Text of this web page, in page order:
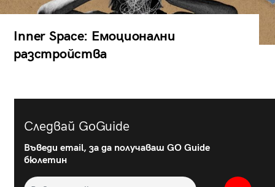
Inner Space: Емоционални
разстройства
Следвай GoGuide
Въведи email, за да получаваш GO Guide
бюлетин